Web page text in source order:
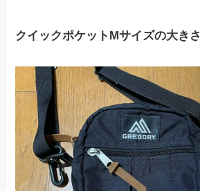
クイックポケットMサイズの大きさ